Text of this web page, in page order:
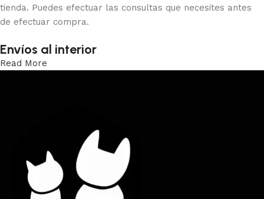
tienda. Puedes efectuar las consultas que necesites antes
de efectuar compra.
Envíos al interior
Read More